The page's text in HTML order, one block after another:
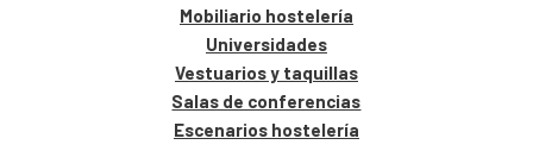
Mobiliario hostelería
Universidades
Vestuarios y taquillas
Salas de conferencias
Escenarios hostelería